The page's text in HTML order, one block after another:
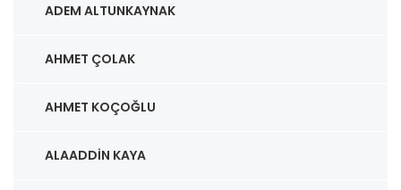
ADEM ALTUNKAYNAK
AHMET ÇOLAK
AHMET KOÇOĞLU
ALAADDIN KAYA